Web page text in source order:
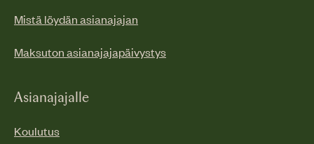
Mistä löydän asianajajan
Maksuton asianajajapäivystys
Asianajajalle
Koulutus